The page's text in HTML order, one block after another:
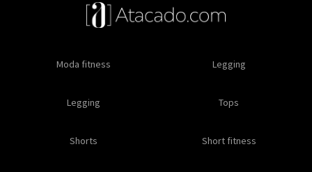
Especial natal Toda loja
Feminino Moda feminina
Moda feminina Moda íntima
Masculino Moda masculino
Moda masculina Moda intima masculina
Acessórios masculinos Moda íntima
Moda fitness Legging
Legging Tops
Shorts Short fitness
Oleos e cremes Comestiveis
Kits Lançamentos
Ofertas Roupas para revender